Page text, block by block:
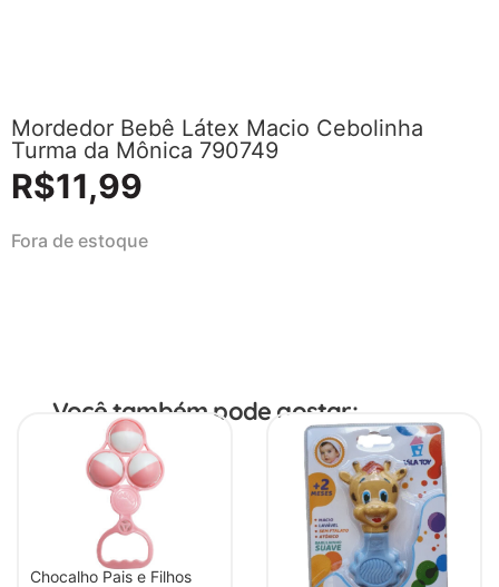
Mordedor Bebê Látex Macio Cebolinha
Turma da Mônica 790749
R$11,99
Fora de estoque
Você também pode gostar:
Chocalho Pais e Filhos